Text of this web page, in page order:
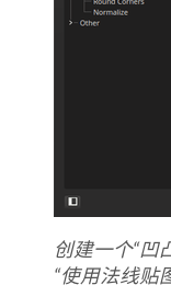
创建一个“凹
“使用法线贴